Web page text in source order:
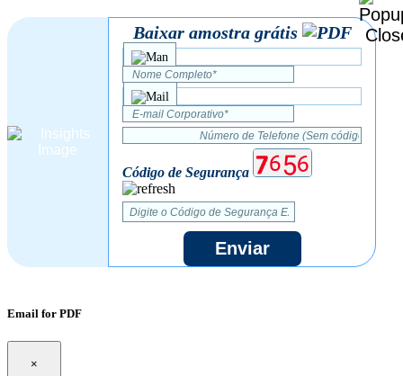
Baixar amostra grátis
Código de Segurança
Enviar
Email for PDF
×